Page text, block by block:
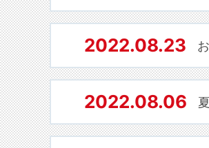
2022.08.23
2022.08.06